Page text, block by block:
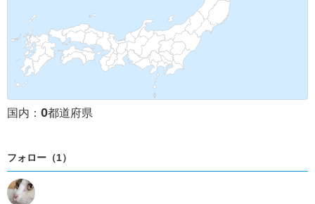
国内： 0都道府県
フォロー（1）